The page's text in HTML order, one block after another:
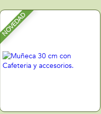
NOVEDAD